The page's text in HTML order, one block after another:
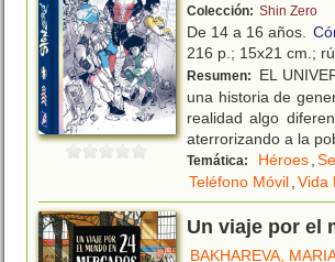
Colección: Shin Zero
De 14 a 16 años.
216 p.; 15x21 cm.;
Resumen:
EL
una historia de
realidad algo
aterrorizando a la
Temática: Héroes,
Teléfono Móvil,Vida
Un viaje por el
BAKHAREVA,